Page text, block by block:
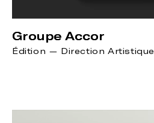
Groupe Accor
Édition — Direction Artistique